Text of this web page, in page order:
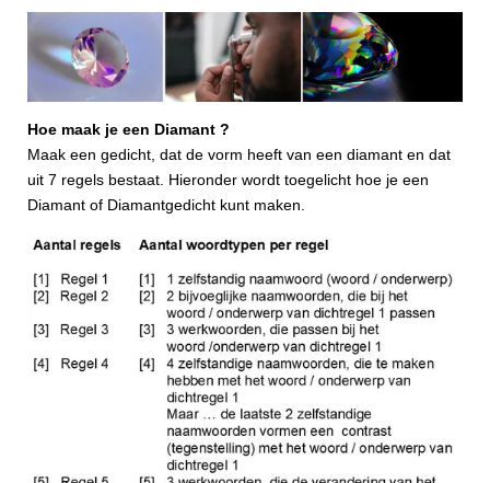
Hoe maak je een Diamant ?
Maak een gedicht, dat de vorm heeft van een diamant en dat
uit 7 regels bestaat. Hieronder wordt toegelicht hoe je een
Diamant of Diamantgedicht kunt maken.